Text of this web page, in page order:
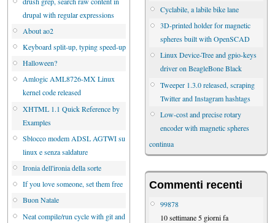
drupal with regular expressions
About ao2
Keyboard split-up, typing speed-up
Halloween?
Amlogic AML8726-MX Linux
kernel code released
XHTML 1.1 Quick Reference by
Examples
Sblocco modem ADSL AGTWI su
linux e senza saldature
Ironia dell'ironia della sorte
If you love someone, set them free
Buon Natale
Neat compile/run cycle with git and
Cyclabile, a labile bike lane
3D-printed holder for magnetic
spheres built with OpenSCAD
Linux Device-Tree and gpio-keys
driver on BeagleBone Black
Tweeper 1.3.0 released, scraping
Twitter and Instagram hashtags
Low-cost and precise rotary
encoder with magnetic spheres
continua
Commenti recenti
99878
10 settimane 5 giorni fa